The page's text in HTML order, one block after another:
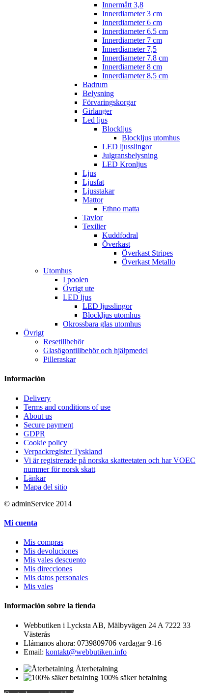
Innermått 3,8
Innerdiameter 3 cm
Innerdiameter 6 cm
Innerdiameter 6.5 cm
Innerdiameter 7 cm
Innerdiameter 7,5
Innerdiameter 7.8 cm
Innerdiameter 8 cm
Innerdiameter 8,5 cm
Badrum
Belysning
Förvaringskorgar
Girlanger
Led ljus
Blockljus
Blockljus utomhus
LED ljusslingor
Julgransbelysning
LED Kronljus
Ljus
Ljusfat
Ljusstakar
Mattor
Ethno matta
Tavlor
Texilier
Kuddfodral
Överkast
Överkast Stripes
Överkast Metallo
Utomhus
I poolen
Övrigt ute
LED ljus
LED ljusslingor
Blockljus utomhus
Okrossbara glas utomhus
Övrigt
Resetillbehör
Glasögontillbehör och hjälpmedel
Pilleraskar
Información
Delivery
Terms and conditions of use
About us
Secure payment
GDPR
Cookie policy
Verpackregister Tyskland
Vi är registrerade på norska skatteetaten och har VOEC
nummer för norsk skatt
Länkar
Mapa del sitio
© adminService 2014
Mi cuenta
Mis compras
Mis devoluciones
Mis vales descuento
Mis direcciones
Mis datos personales
Mis vales
Información sobre la tienda
Webbutiken i Lycksta AB, Mälbyvägen 24 A 7222 33
Västerås
Llámanos ahora: 0739809706 vardagar 9-16
Email: kontakt@webbutiken.info
Återbetalning
100% säker betalning